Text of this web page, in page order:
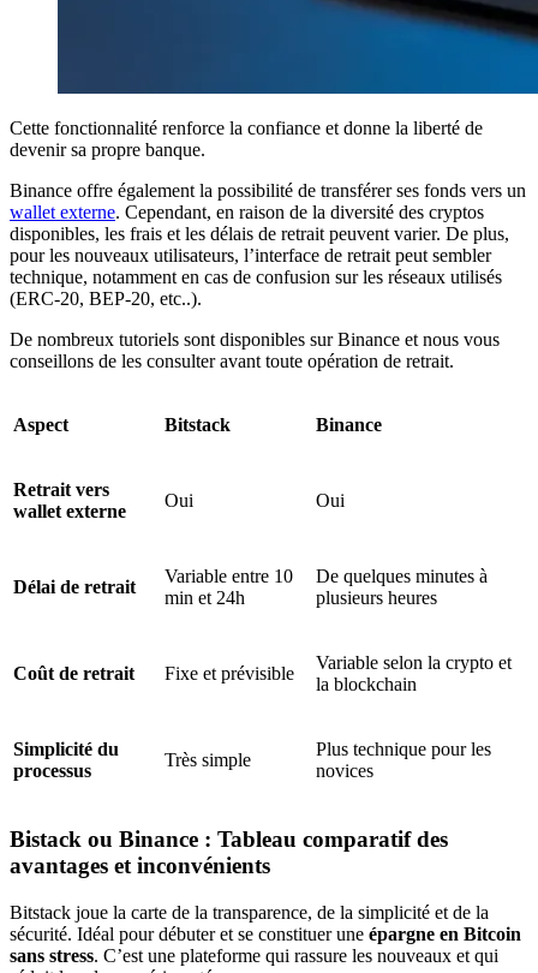
Cette fonctionnalité renforce la confiance et donne la liberté de
devenir sa propre banque.
Binance offre également la possibilité de transférer ses fonds vers un
wallet externe. Cependant, en raison de la diversité des cryptos
disponibles, les frais et les délais de retrait peuvent varier. De plus,
pour les nouveaux utilisateurs, l’interface de retrait peut sembler
technique, notamment en cas de confusion sur les réseaux utilisés
(ERC-20, BEP-20, etc..).
De nombreux tutoriels sont disponibles sur Binance et nous vous
conseillons de les consulter avant toute opération de retrait.
Aspect Bitstack Binance
Retrait vers
wallet externe
Oui Oui
Délai de retrait
Variable entre 10
min et 24h
De quelques minutes à
plusieurs heures
Coût de retrait Fixe et prévisible
Variable selon la crypto et
la blockchain
Simplicité du
processus
Très simple
Plus technique pour les
novices
Bistack ou Binance : Tableau comparatif des
avantages et inconvénients
Bitstack joue la carte de la transparence, de la simplicité et de la
sécurité. Idéal pour débuter et se constituer une épargne en Bitcoin
sans stress. C’est une plateforme qui rassure les nouveaux et qui